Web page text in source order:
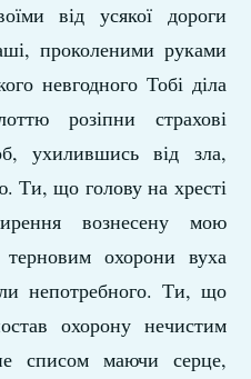
від усякої дороги
проколеними рука­ми
невгодного Тобі діла
розіпни стра­хові
ухилившись від зла,
Ти, що голову на хресті
вознесену мою
охорони вуха
непотребного. Ти, що
охорону нечистим
списом маючи серце,